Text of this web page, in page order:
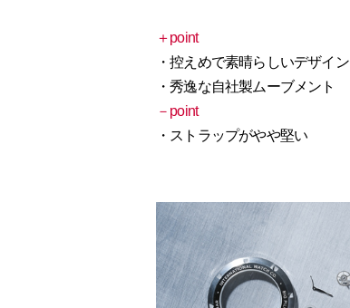
＋point
・控えめで素晴らしいデザイン
・秀逸な自社製ムーブメント
－point
・ストラップがやや堅い